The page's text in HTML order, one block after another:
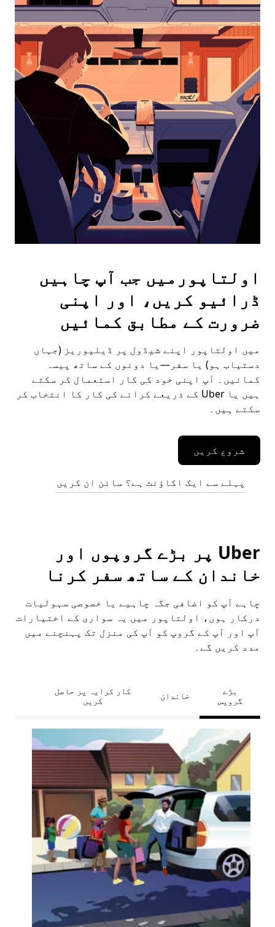
interact
the
calendar
and
select
a
date.
Press
the
escape
button
the
calendar.
اولتاپورمیں جب آپ چاہیں
ڈرائیو کریں، اور اپنی
ضرورت کے مطابق کمائیں
میں اولتاپور اپنے شیڈول پر ڈیلیوریز (جہاں
دستیاب ہو) یا سفر—یا دونوں کے ساتھ پیسہ
کمائیں۔ آپ اپنی خود کی کار استعمال کر سکتے
ہیں یا Uber کے ذریعے کرائے کی کار کا انتخاب کر
سکتے ہیں۔
شروع کریں
پہلے سے ایک اکاؤنٹ ہے؟ سائن ان کریں
Uber پر بڑے گروپوں اور
خاندان کے ساتھ سفر کرنا
چاہے آپ کو اضافی جگہ چاہیے یا خصوصی سہولیات
درکار ہوں، اولتاپور میں یہ سواری کے اختیارات
آپ اور آپ کے گروپ کو آپ کی منزل تک پہنچنے میں
مدد کریں گے۔
بڑے
گروپس
خاندان
کار کرایہ پر حاصل
کریں